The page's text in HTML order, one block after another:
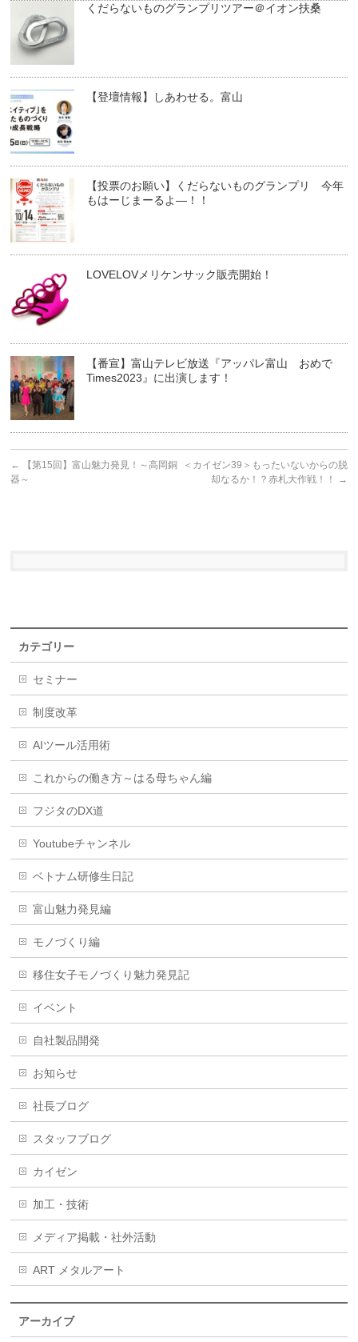
くだらないものグランプリツアー＠イオン扶桑
【登壇情報】しあわせる。富山
【投票のお願い】くだらないものグランプリ 今年
もはーじまーるよ―！！
LOVELOVメリケンサック販売開始！
【番宣】富山テレビ放送『アッパレ富山 おめで
Times2023』に出演します！
←
【第15回】富山魅力発見！～高岡銅
器～
＜カイゼン39＞もったいないからの脱
却なるか！？赤札大作戦！！
→
カテゴリー
セミナー
制度改革
AIツール活用術
これからの働き方～はる母ちゃん編
フジタのDX道
Youtubeチャンネル
ベトナム研修生日記
富山魅力発見編
モノづくり編
移住女子モノづくり魅力発見記
イベント
自社製品開発
お知らせ
社長ブログ
スタッフブログ
カイゼン
加工・技術
メディア掲載・社外活動
ART メタルアート
アーカイブ